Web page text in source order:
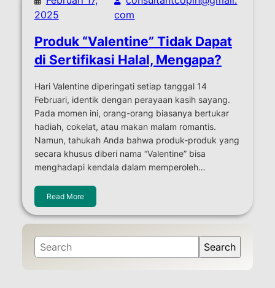
2025
com
Produk “Valentine” Tidak Dapat
di Sertifikasi Halal, Mengapa?
Hari Valentine diperingati setiap tanggal 14
Februari, identik dengan perayaan kasih sayang.
Pada momen ini, orang-orang biasanya bertukar
hadiah, cokelat, atau makan malam romantis.
Namun, tahukah Anda bahwa produk-produk yang
secara khusus diberi nama “Valentine” bisa
menghadapi kendala dalam memperoleh…
Read More
S
e
Search